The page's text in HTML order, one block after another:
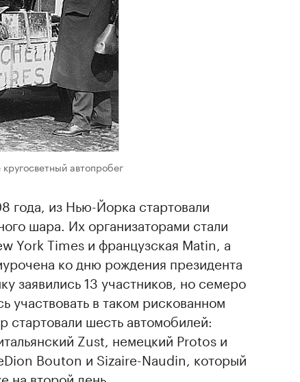
автопробег
года, из Нью-Йорка стартовали
шара. Их организаторами стали
York Times и французская Matin, а
ко дню рождения президента
заявились 13 участников, но семеро
участвовать в таком рискованном
шесть автомобилей:
Zust, немецкий Protos и
Bouton и Sizaire-Naudin, который
на второй день.